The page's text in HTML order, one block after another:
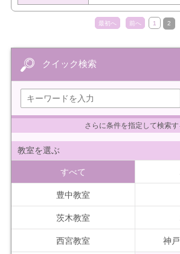
最初へ 前へ 1 2
クイック検索
さらに条件を指定して検索す
教室を選ぶ
すべて
豊中教室
茨木教室
西宮教室 神